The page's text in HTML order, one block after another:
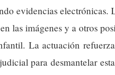
evidencias electrónicas.
las imágenes y a otros
La actuación
para desmantelar